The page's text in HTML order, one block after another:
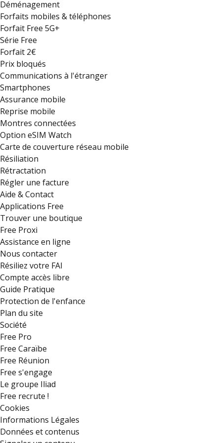
Déménagement
Forfaits mobiles & téléphones
Forfait Free 5G+
Série Free
Forfait 2€
Prix bloqués
Communications à l'étranger
Smartphones
Assurance mobile
Reprise mobile
Montres connectées
Option eSIM Watch
Carte de couverture réseau mobile
Résiliation
Rétractation
Régler une facture
Aide & Contact
Applications Free
Trouver une boutique
Free Proxi
Assistance en ligne
Nous contacter
Résiliez votre FAI
Compte accès libre
Guide Pratique
Protection de l'enfance
Plan du site
Société
Free Pro
Free Caraïbe
Free Réunion
Free s'engage
Le groupe Iliad
Free recrute !
Cookies
Informations Légales
Données et contenus